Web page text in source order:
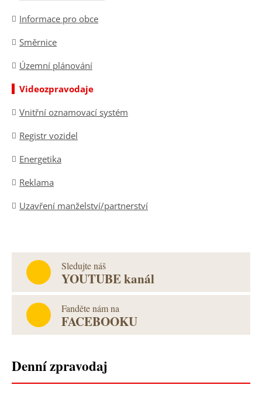
Informace pro obce
Směrnice
Územní plánování
Videozpravodaje
Vnitřní oznamovací systém
Registr vozidel
Energetika
Reklama
Uzavření manželství/partnerství
Sledujte náš
YOUTUBE kanál
Fanděte nám na
FACEBOOKU
Denní zpravodaj